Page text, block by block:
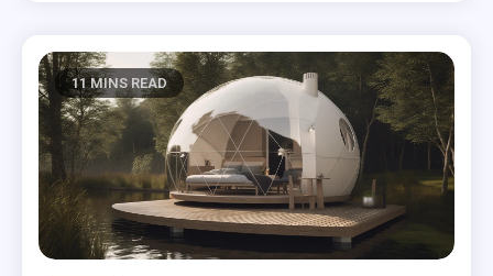
11 MINS READ